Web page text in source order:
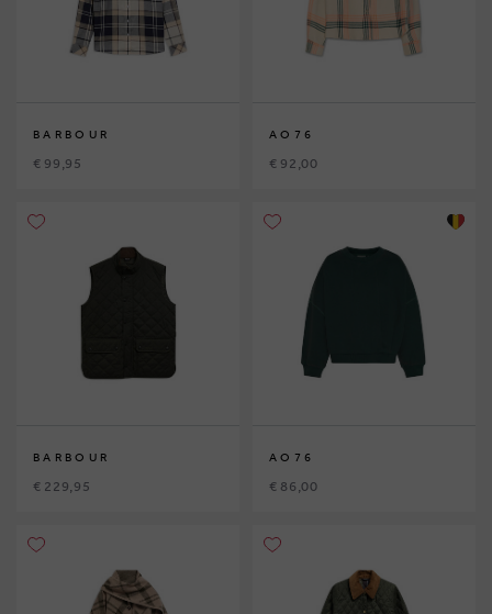
BARBOUR
€ 99,95
AO76
€ 92,00
BARBOUR
€ 229,95
AO76
€ 86,00